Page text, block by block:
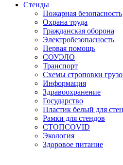
Стенды
Пожарная безопасность
Охрана труда
Гражданская оборона
Электробезопасность
Первая помощь
СОУЭЛО
Транспорт
Схемы строповки
Информация
Здравоохранение
Государство
Пластик белый для
Рамки для стендов
СТОПCOVID
Экология
Здоровое питание